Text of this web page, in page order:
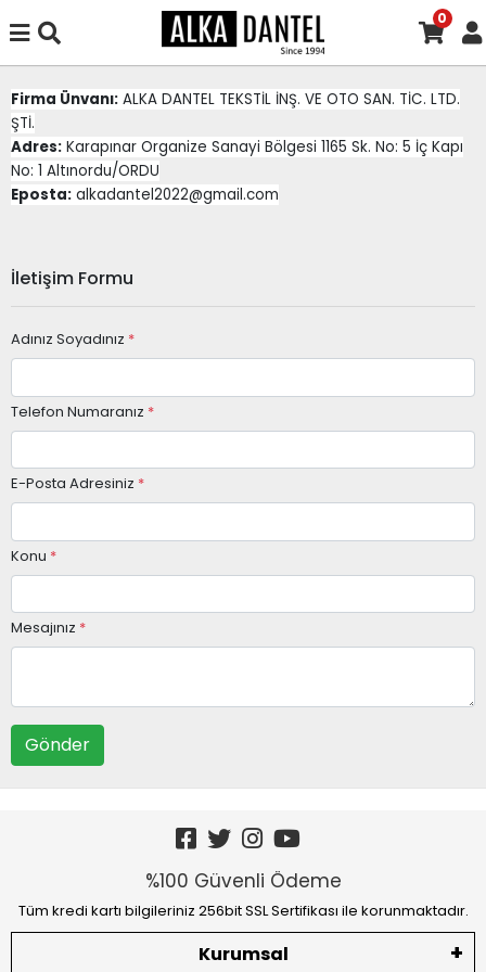
0
Firma Ünvanı: ALKA DANTEL TEKSTİL İNŞ. VE OTO SAN. TİC. LTD.
ŞTİ.
Adres: Karapınar Organize Sanayi Bölgesi 1165 Sk. No: 5 İç Kapı
No: 1 Altınordu/ORDU
Eposta: alkadantel2022@gmail.com
İletişim Formu
Adınız Soyadınız *
Telefon Numaranız *
E-Posta Adresiniz *
Konu *
Mesajınız *
Gönder
%100 Güvenli Ödeme
Tüm kredi kartı bilgileriniz 256bit SSL Sertifikası ile korunmaktadır.
Kurumsal